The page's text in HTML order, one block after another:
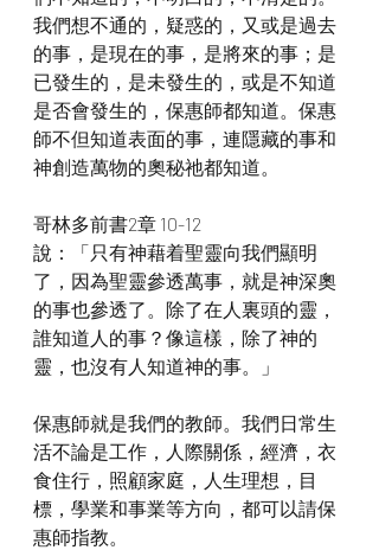
我們想不通的，疑惑的，又或是過去
的事，是現在的事，是將來的事；是
已發生的，是未發生的，或是不知道
是否會發生的，保惠師都知道。保惠
師不但知道表面的事，連隱藏的事和
神創造萬物的奧秘祂都知道。
哥林多前書2章 10-12
說：「只有神藉着聖靈向我們顯明
了，因為聖靈參透萬事，就是神深奧
的事也參透了。除了在人裏頭的靈，
誰知道人的事？像這樣，除了神的
靈，也沒有人知道神的事。」
保惠師就是我們的教師。我們日常生
活不論是工作，人際關係，經濟，衣
食住行，照顧家庭，人生理想，目
標，學業和事業等方向，都可以請保
惠師指教。